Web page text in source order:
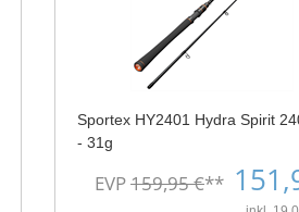
Sportex HY2401 Hydra Spirit
- 31g
EVP159,95 €**